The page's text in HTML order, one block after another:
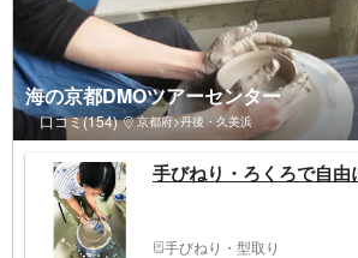
海の京都DMOツアーセンター
口コミ(154) 京都府>丹後・久美浜
手びねり・ろくろで自由
手びねり・型取り